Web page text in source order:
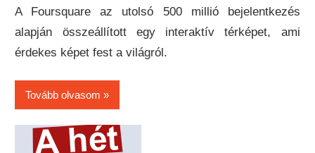
A Foursquare az utolsó 500 millió bejelentkezés
alapján összeállított egy interaktív térképet, ami
érdekes képet fest a világról.
Tovább olvasom